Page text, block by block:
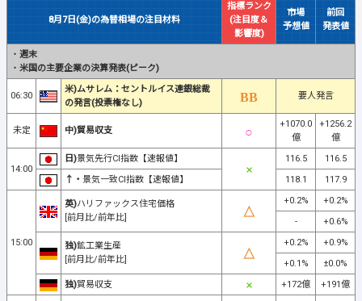
8月7日(金)の為替相場の注目材料
指標ランク
(注目度＆
影響度)
市場
予想値
前回
発表値
・ 週末
・ 米国の主要企業の決算発表(ピーク)
06:30
米)ムサレム：セントルイス連銀総裁
の発言(投票権なし)
要人発言
未定 中)貿易収支
+1070.0
億
+1256.2
億
14:00
日)景気先行CI指数【速報値】 116.5
116.5
↑・ 景気一致CI指数【速報値】 118.1 117.9
15:00
英)ハリファックス住宅価格
[前月比/前年比]
+0.2%
+0.2%
-
+0.6%
独)鉱工業生産
[前月比/前年比]
+0.2%
+0.9%
+0.1%
±0.0%
独)貿易収支 +172億 +191億